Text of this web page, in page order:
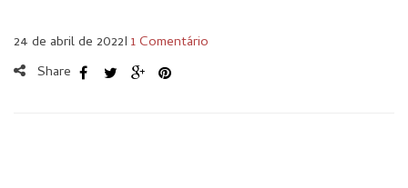
24 de abril de 2022I 1 Comentário
Share